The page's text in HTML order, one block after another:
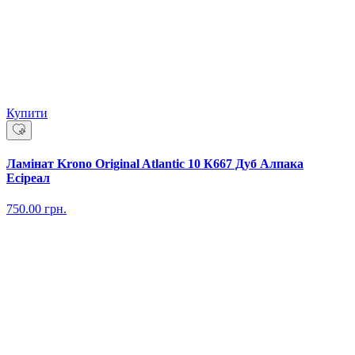
Купити
Ламінат Krono Original Atlantic 10 К667 Дуб Алпака
Есіреал
750.00 грн.